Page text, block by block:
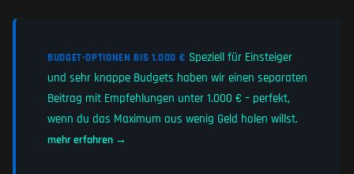
BUDGET-OPTIONEN BIS 1.000 € Speziell für Einsteiger
und sehr knappe Budgets haben wir einen separaten
Beitrag mit Empfehlungen unter 1.000 € – perfekt,
wenn du das Maximum aus wenig Geld holen willst.
mehr erfahren →